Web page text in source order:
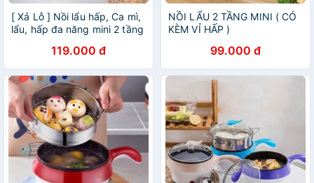
[ Xả Lỗ ] Nồi lẩu hấp, Ca mì,
lẩu, hấp đa năng mini 2 tầng
119.000 đ
NỒI LẨU 2 TẦNG MINI ( CÓ
KÈM VỈ HẤP )
99.000 đ